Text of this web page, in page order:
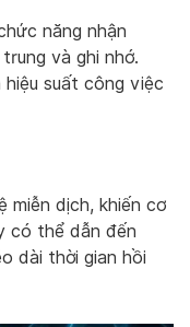
năng nhận
và ghi nhớ.
suất công việc
miễn dịch, khiến cơ
có thể dẫn đến
dài thời gian hồi